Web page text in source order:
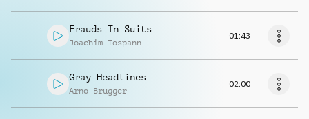
Frauds In Suits
Joachim Tospann
01:43
Gray Headlines
Arno Brugger
02:00